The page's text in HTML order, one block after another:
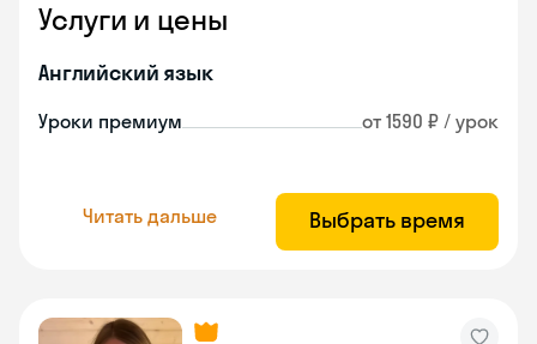
Услуги и цены
Английский язык
Уроки премиум от 1590 ₽ / урок
Читать дальше Выбрать время